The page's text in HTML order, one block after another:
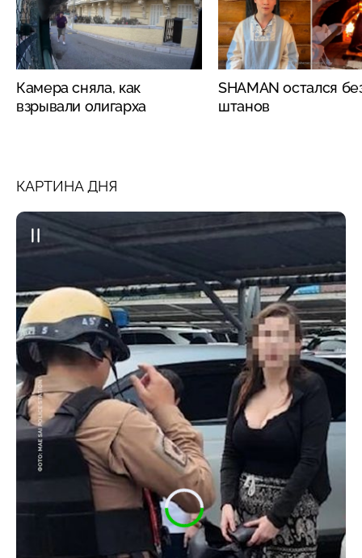
Камера сняла, как
взрывали олигарха
SHAMAN остался
штанов
КАРТИНА ДНЯ